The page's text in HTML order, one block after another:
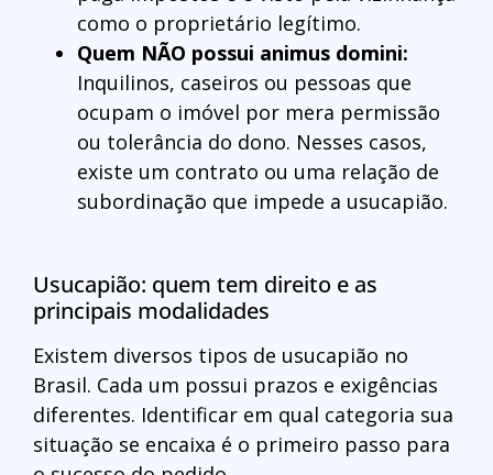
como o proprietário legítimo.
Quem NÃO possui animus domini:
Inquilinos, caseiros ou pessoas que
ocupam o imóvel por mera permissão
ou tolerância do dono. Nesses casos,
existe um contrato ou uma relação de
subordinação que impede a usucapião.
Usucapião: quem tem direito e as
principais modalidades
Existem diversos tipos de usucapião no
Brasil. Cada um possui prazos e exigências
diferentes. Identificar em qual categoria sua
situação se encaixa é o primeiro passo para